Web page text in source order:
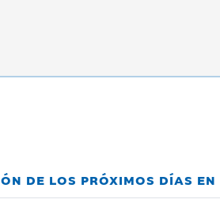
DE LOS PRÓXIMOS DÍAS EN